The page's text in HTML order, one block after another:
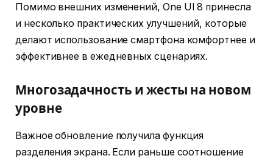
Помимо внешних изменений, One UI 8 принесла
и несколько практических улучшений, которые
делают использование смартфона комфортнее и
эффективнее в ежедневных сценариях.
Многозадачность и жесты на новом
уровне
Важное обновление получила функция
разделения экрана. Если раньше соотношение